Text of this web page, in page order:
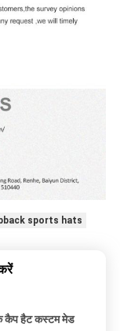
sports hats
कैप हैट कस्टम मेड